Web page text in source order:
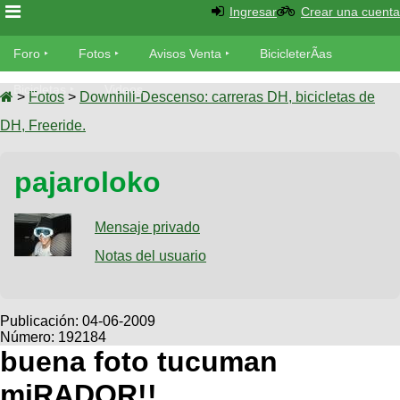
Foro
Foro
TÃ©cnica
Fotos
tu foto
Galeria
XC
Viajes
Descenso
SUBÃ
tu
Buscar
Ultimos
Fotos
BicicleterÃ­
as
Bicicletas
Tandem
Videos
Cicloturismo
Ingresar Crear una cuenta
Foro Fotos Avisos Venta BicicleterÃ­as
Bicicletas Videos
> Fotos > Downhill-Descenso: carreras DH, bicicletas de
DH, Freeride.
pajaroloko
Mensaje privado
Notas del usuario
Publicación: 04-06-2009
Número: 192184
buena foto tucuman